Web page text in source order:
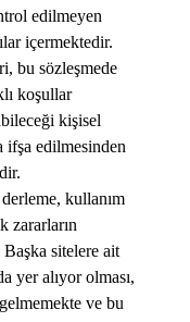
edilmeyen
içermektedir.
bu sözleşmede
koşullar
kişisel
ifşa edilmesinden
kullanım
zararların
sitelere ait
yer alıyor olması,
ve bu